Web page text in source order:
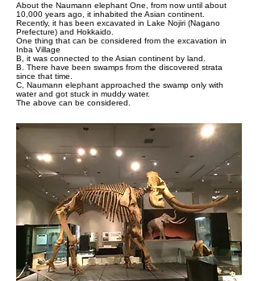
About the Naumann elephant One, from now until about
10,000 years ago, it inhabited the Asian continent.
Recently, it has been excavated in Lake Nojiri (Nagano
Prefecture) and Hokkaido.
One thing that can be considered from the excavation in
Inba Village
B, it was connected to the Asian continent by land.
B. There have been swamps from the discovered strata
since that time.
C, Naumann elephant approached the swamp only with
water and got stuck in muddy water.
The above can be considered.